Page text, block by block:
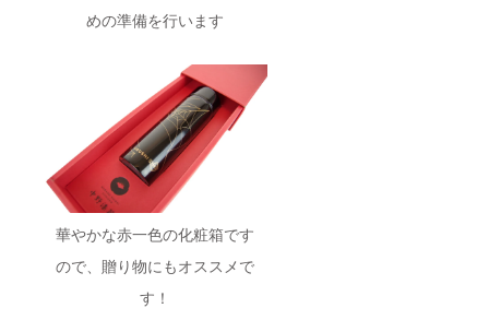
めの準備を行います
華やかな赤一色の化粧箱です
ので、贈り物にもオススメで
す！